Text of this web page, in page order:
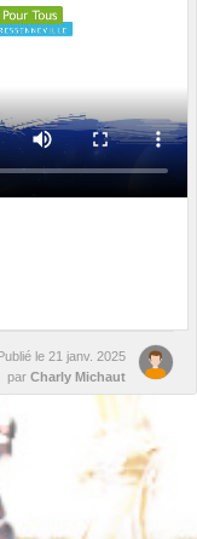
le 21 janv. 2025
par Charly Michaut